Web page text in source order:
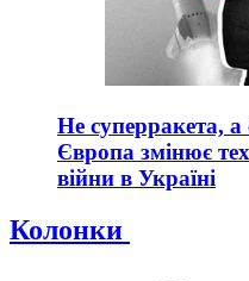
Не суперракета, а
Європа змінює
війни в Україні
Колонки